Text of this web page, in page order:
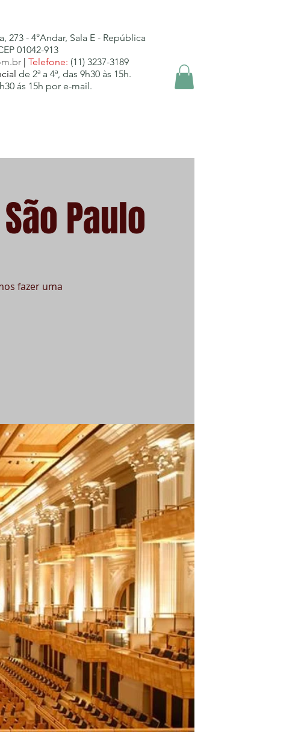
273 - 4°Andar, Sala E - República
01042-913
| Telefone: (11) 3237-3189
de 2ª a 4ª, das 9h30 às 15h.
ás 15h por e-mail.
Paulo
fazer uma